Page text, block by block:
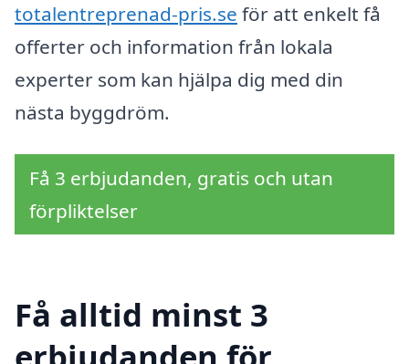
totalentreprenad-pris.se för att enkelt få
offerter och information från lokala
experter som kan hjälpa dig med din
nästa byggdröm.
Få 3 erbjudanden, gratis och utan
förpliktelser
Få alltid minst 3